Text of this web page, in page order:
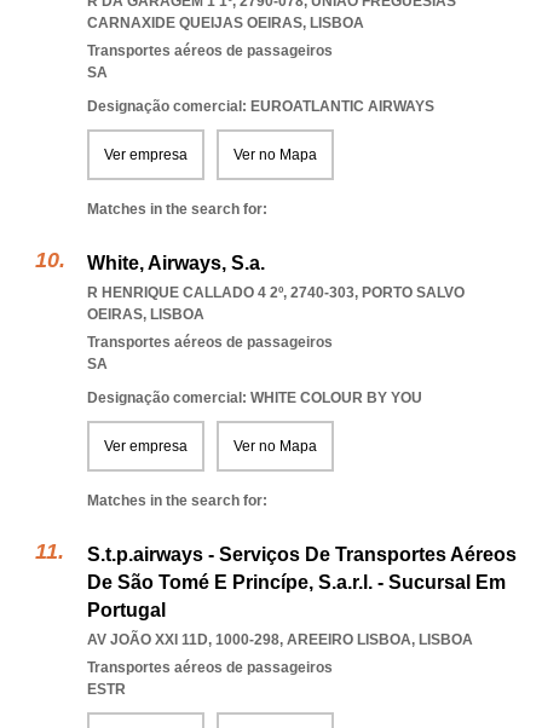
CARNAXIDE QUEIJAS OEIRAS, LISBOA
Transportes aéreos de passageiros
SA
Designação comercial: EUROATLANTIC AIRWAYS
Ver empresa Ver no Mapa
Matches in the search for:
White, Airways, S.a.
R HENRIQUE CALLADO 4 2º, 2740-303, PORTO SALVO
OEIRAS, LISBOA
Transportes aéreos de passageiros
SA
Designação comercial: WHITE COLOUR BY YOU
Ver empresa Ver no Mapa
Matches in the search for:
S.t.p.airways - Serviços De Transportes Aéreos
De São Tomé E Princípe, S.a.r.l. - Sucursal Em
Portugal
AV JOÃO XXI 11D, 1000-298, AREEIRO LISBOA, LISBOA
Transportes aéreos de passageiros
ESTR